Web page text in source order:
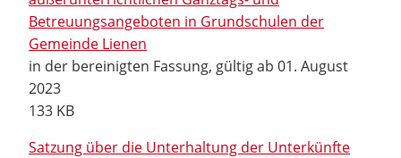
Betreuungsangeboten in Grundschulen der
Gemeinde Lienen
in der bereinigten Fassung, gültig ab 01. August
2023
133 KB
Satzung über die Unterhaltung der Unterkünfte